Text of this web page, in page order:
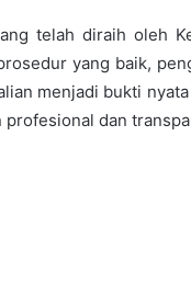
telah diraih oleh
yang baik,
menjadi bukti
profesional dan